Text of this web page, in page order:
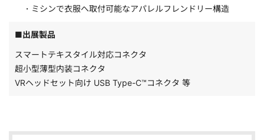
・ミシンで衣服へ取付可能なアパレルフレンドリー構造
■出展製品
スマートテキスタイル対応コネクタ
超小型薄型内装コネクタ
VRヘッドセット向け USB Type-C™コネクタ 等